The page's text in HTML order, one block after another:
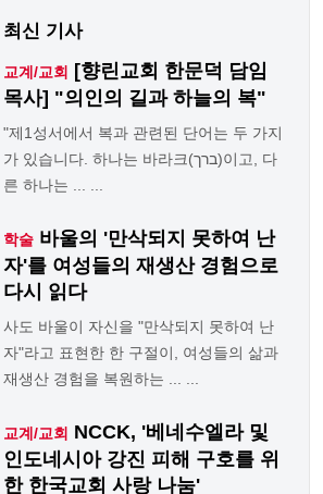
최신 기사
교계/교회
[향린교회 한문덕 담임
목사] "의인의 길과 하늘의 복"
"제1성서에서 복과 관련된 단어는 두 가지
가 있습니다. 하나는 바라크(ברך)이고, 다
른 하나는 ... ...
학술 바울의 '만삭되지 못하여 난
자'를 여성들의 재생산 경험으로
다시 읽다
사도 바울이 자신을 "만삭되지 못하여 난
자"라고 표현한 한 구절이, 여성들의 삶과
재생산 경험을 복원하는 ... ...
교계/교회 NCCK, '베네수엘라 및
인도네시아 강진 피해 구호를 위
한 한국교회 사랑 나눔'